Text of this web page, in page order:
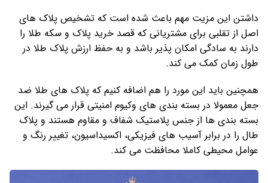
داشتن این مزیت مهم باعث شده است که تشخیص پلاک های
اصل از تقلبی برای مشتریانی که قصد خرید پلاک و سکه طلا را
دارند به سادگی امکان پذیر باشد و به حفظ ارزش پلاک طلا در
طول زمان کمک می کند.
همچنین باید این مورد را هم اضافه کنیم که پلاک های طلا ضد
جعل معمولا در بسته بندی های وکیوم امنیتی قرار می ‌گیرند. این
بسته بندی ها از جنس پلاستیک شفاف و مقاوم هستند و پلاک
طال را در برابر آسیب‌ های فیزیکی، اکسیداسیون، تغییر رنگ و
عوامل محیطی کاملا محافظت می کند.